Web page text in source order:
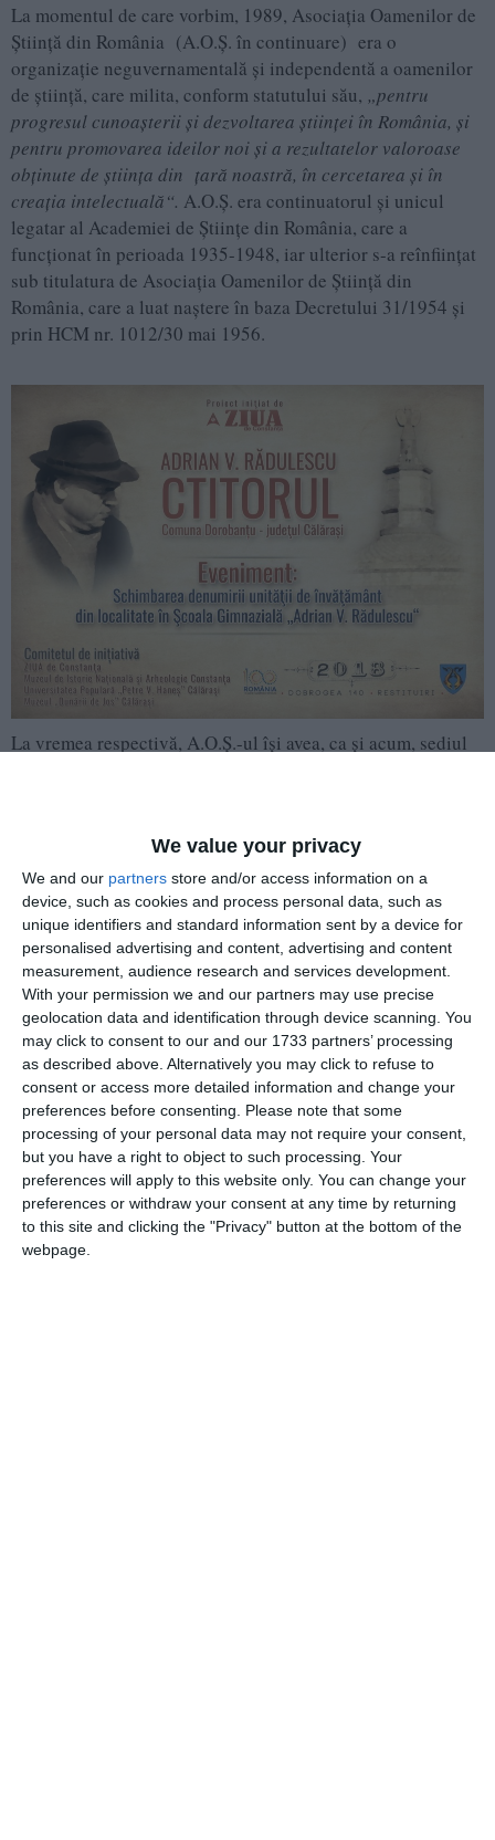
We value your privacy
We and our partners store and/or access information on a
device, such as cookies and process personal data, such as
unique identifiers and standard information sent by a device for
personalised advertising and content, advertising and content
measurement, audience research and services development.
With your permission we and our partners may use precise
geolocation data and identification through device scanning. You
may click to consent to our and our 1733 partners’ processing
as described above. Alternatively you may click to refuse to
consent or access more detailed information and change your
preferences before consenting.
Please note that some
processing of your personal data may not require your consent,
but you have a right to object to such processing. Your
preferences will apply to this website only. You can change your
preferences or withdraw your consent at any time by returning
to this site and clicking the "Privacy" button at the bottom of the
webpage.
La momentul de care vorbim, 1989, Asociaţia Oamenilor de
Ştiinţă din România (A.O.Ş. în continuare) era o
organizaţie neguvernamentală şi independentă a oamenilor
de ştiinţă, care milita, conform statutului său, „pentru
progresul cunoaşterii şi dezvoltarea ştiinţei în România, şi
pentru promovarea ideilor noi şi a rezultatelor valoroase
obţinute de ştiinţa din ţară noastră, în cercetarea şi în
creaţia intelectuală“. A.O.Ş. era continuatorul şi unicul
legatar al Academiei de Ştiinţe din România, care a
funcţionat în perioada 1935-1948, iar ulterior s-a reînfiinţat
sub titulatura de Asociaţia Oamenilor de Ştiinţă din
România, care a luat naştere în baza Decretului 31/1954 şi
prin HCM nr. 1012/30 mai 1956.
La vremea respectivă, A.O.Ş.-ul îşi avea, ca şi acum, sediul
Asociaţiei se desfăşurau pe mai multe comisii de studii
interdisciplinare, având loc anual o serie de evenimente
ştiinţifice precum conferinţe, simpozioane, colocvii, mese
rotunde, dar şi întruniri periodice cu tinerii cercetători.
Înfiinţarea la Constanţa a filialei A.O.Ş. a însemnat pentru
perioada de care vorbim - să ne aducem aminte că avea loc
în vara anului 1989 - un moment important pentru viaţa
culturală şi ştiinţifică a urbei tomitane, care iată, intra într-o
elită a cercetării şi mediului academic românesc.
Tot din acest prim proces-verbal de constituireaflăm că
lucrările sesiunii au fost conduse de o delegaţie a
Asociaţiei Oamenilor de Ştiinţă de la Bucureşti, prezidată de
academicianul Nicolae Teodorescu, preşedinte al A.O.S. din
R.S. România, şi în prezenţa reprezentanţilor diferitelor